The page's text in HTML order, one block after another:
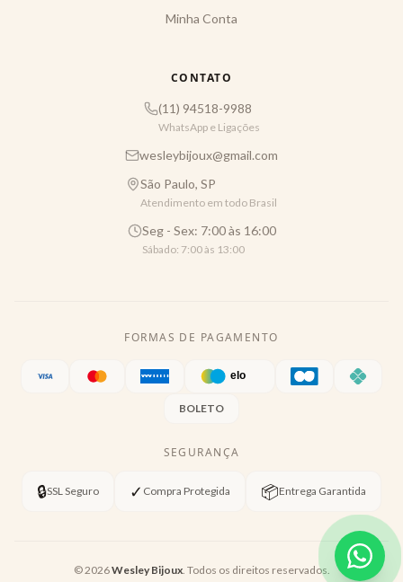
Minha Conta
CONTATO
(11) 94518-9988
WhatsApp e Ligações
wesleybijoux@gmail.com
São Paulo, SP
Atendimento em todo Brasil
Seg - Sex: 7:00 às 16:00
Sábado: 7:00 às 13:00
FORMAS DE PAGAMENTO
BOLETO
SEGURANÇA
🔒SSL Seguro ✓ Compra Protegida 📦Entrega Garantida
©2026Wesley Bijoux. Todos os direitos reservados.